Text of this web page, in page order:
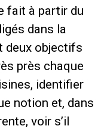
fait à partir du
dans la
deux objectifs
près chaque
identifier
notion et, dans
voir s’il